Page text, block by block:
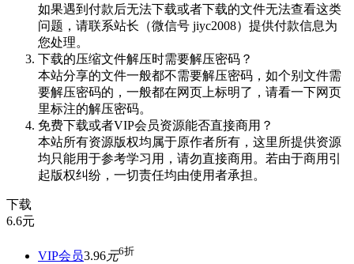
如果遇到付款后无法下载或者下载的文件无法查看这类
问题，请联系站长（微信号 jiyc2008）提供付款信息为
您处理。
下载的压缩文件解压时需要解压密码？
本站分享的文件一般都不需要解压密码，如个别文件需
要解压密码的，一般都在网页上标明了，请看一下网页
里标注的解压密码。
免费下载或者VIP会员资源能否直接商用？
本站所有资源版权均属于原作者所有，这里所提供资源
均只能用于参考学习用，请勿直接商用。若由于商用引
起版权纠纷，一切责任均由使用者承担。
下载
6.6元
VIP会员3.96元6折